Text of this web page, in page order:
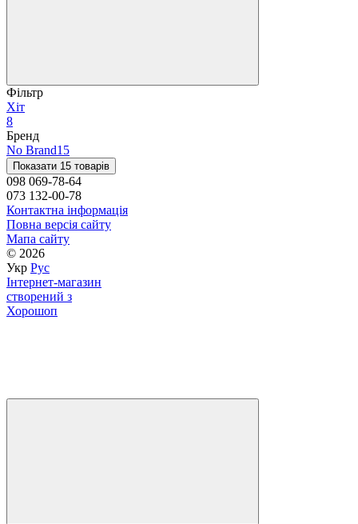
Фільтр
Хіт
8
Бренд
No Brand15
Показати 15 товарів
098 069-78-64
073 132-00-78
Контактна інформація
Повна версія сайту
Мапа сайту
© 2026
Укр Рус
Інтернет-магазин
створений з
Хорошоп